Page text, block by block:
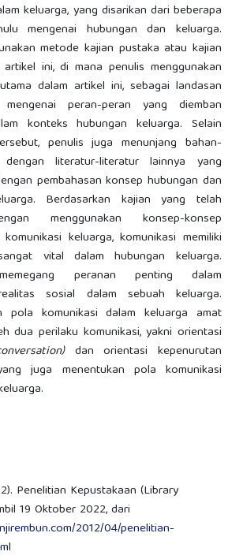
keluarga, yang disarikan dari beberapa
mengenai hubungan dan keluarga.
metode kajian pustaka atau kajian
ini, di mana penulis menggunakan
dalam artikel ini, sebagai landasan
peran-peran yang diemban
konteks hubungan keluarga. Selain
penulis juga menunjang bahan-
literatur-literatur lainnya yang
pembahasan konsep hubungan dan
Berdasarkan kajian yang telah
menggunakan konsep-konsep
keluarga, komunikasi memiliki
vital dalam hubungan keluarga.
peranan penting dalam
sosial dalam sebuah keluarga.
pola komunikasi dalam keluarga amat
dua perilaku komunikasi, yakni orientasi
dan orientasi kepenurutan
juga menentukan pola komunikasi
Penelitian Kepustakaan (Library
19 Oktober 2022, dari
2012/04/penelitian-